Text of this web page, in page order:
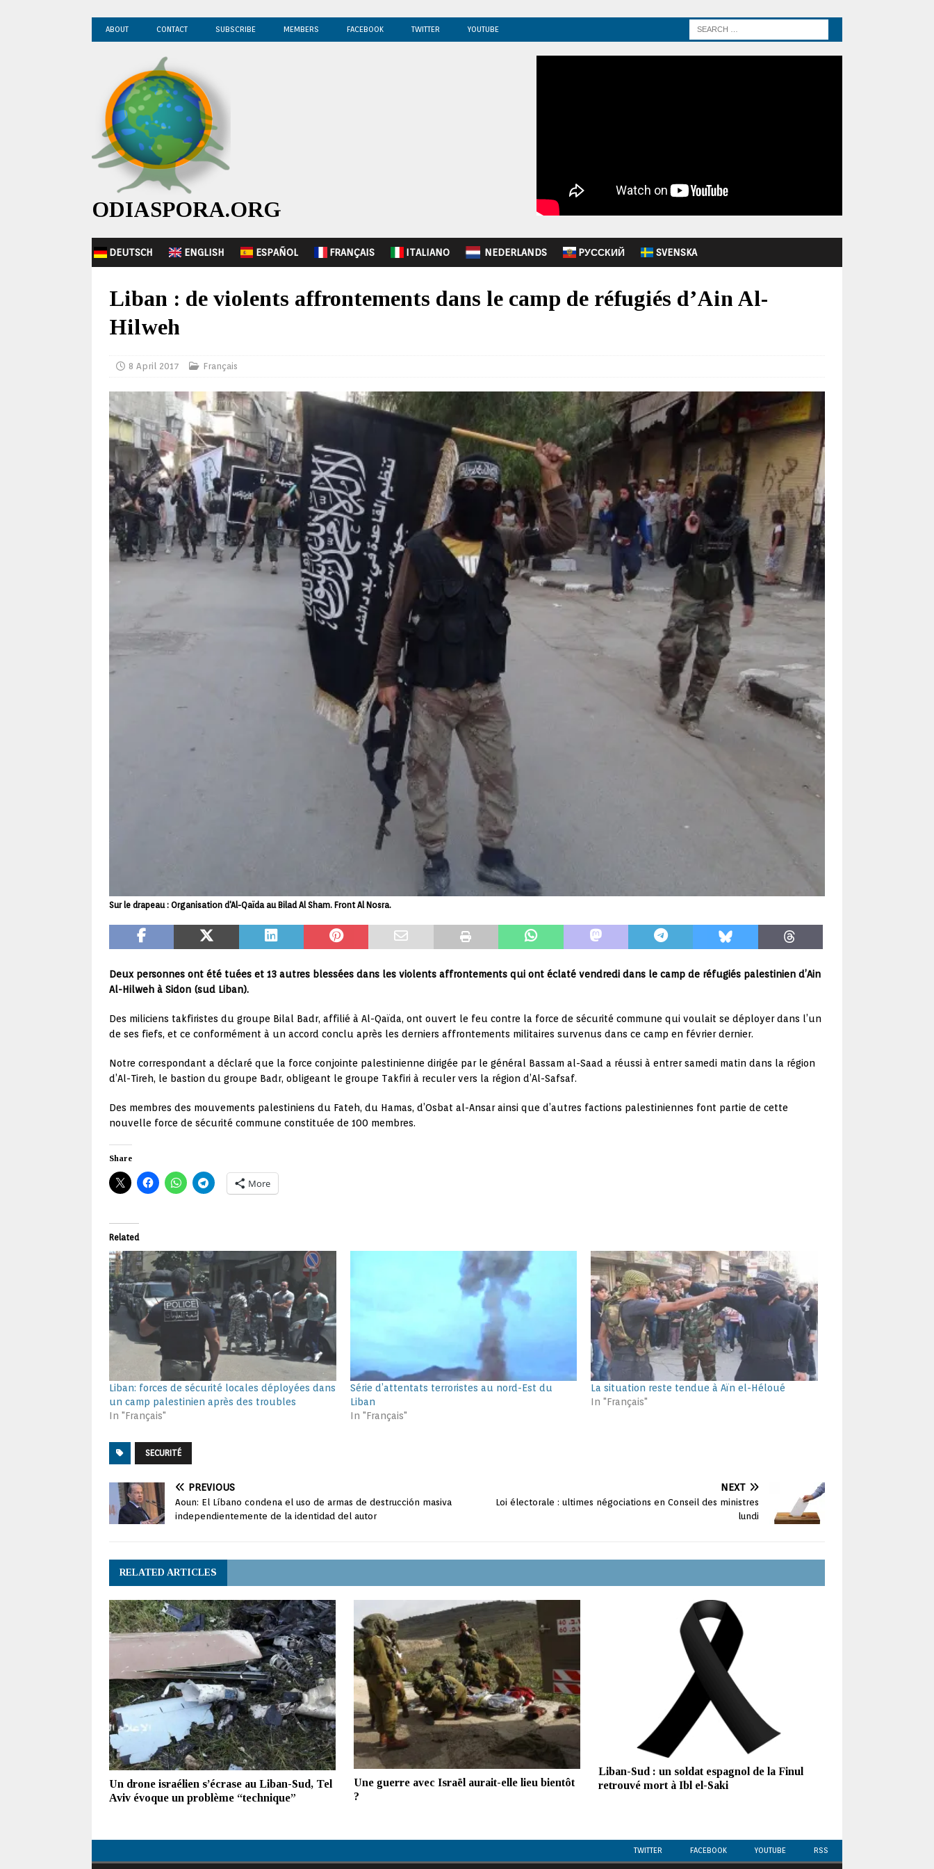
ABOUT CONTACT SUBSCRIBE MEMBERS FACEBOOK TWITTER YOUTUBE
ODIASPORA.ORG
DEUTSCH ENGLISH ESPAÑOL FRANÇAIS ITALIANO NEDERLANDS PУССКИЙ SVENSKA
Liban : de violents affrontements dans le camp de réfugiés d’Ain Al-
Hilweh
8 April 2017 Français
Sur le drapeau : Organisation d'Al-Qaïda au Bilad Al Sham. Front Al Nosra.
Deux personnes ont été tuées et 13 autres blessées dans les violents affrontements qui ont éclaté vendredi dans le camp de réfugiés palestinien d’Ain
Al-Hilweh à Sidon (sud Liban).
Des miliciens takfiristes du groupe Bilal Badr, affilié à Al-Qaïda, ont ouvert le feu contre la force de sécurité commune qui voulait se déployer dans l’un
de ses fiefs, et ce conformément à un accord conclu après les derniers affrontements militaires survenus dans ce camp en février dernier.
Notre correspondant a déclaré que la force conjointe palestinienne dirigée par le général Bassam al-Saad a réussi à entrer samedi matin dans la région
d’Al-Tireh, le bastion du groupe Badr, obligeant le groupe Takfiri à reculer vers la région d’Al-Safsaf.
Des membres des mouvements palestiniens du Fateh, du Hamas, d’Osbat al-Ansar ainsi que d’autres factions palestiniennes font partie de cette
nouvelle force de sécurité commune constituée de 100 membres.
Share
More
Related
Liban: forces de sécurité locales déployées dans
un camp palestinien après des troubles
In "Français"
Série d’attentats terroristes au nord-Est du
Liban
In "Français"
La situation reste tendue à Aïn el-Héloué
In "Français"
SECURITÉ
PREVIOUS
Aoun: El Líbano condena el uso de armas de destrucción masiva
independientemente de la identidad del autor
NEXT
Loi électorale : ultimes négociations en Conseil des ministres
lundi
RELATED ARTICLES
Un drone israélien s’écrase au Liban-Sud, Tel
Aviv évoque un problème “technique”
Une guerre avec Israël aurait-elle lieu bientôt
?
Liban-Sud : un soldat espagnol de la Finul
retrouvé mort à Ibl el-Saki
TWITTER FACEBOOK YOUTUBE RSS